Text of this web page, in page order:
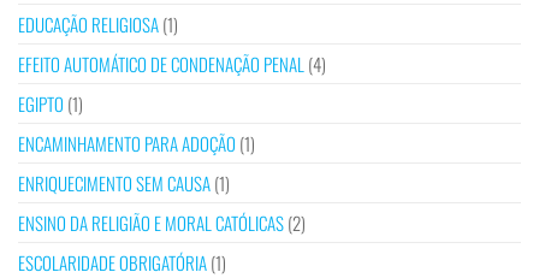
EDUCAÇÃO RELIGIOSA(1)
EFEITO AUTOMÁTICO DE CONDENAÇÃO PENAL (4)
EGIPTO (1)
ENCAMINHAMENTO PARA ADOÇÃO (1)
ENRIQUECIMENTO SEM CAUSA(1)
ENSINO DA RELIGIÃO E MORAL CATÓLICAS(2)
ESCOLARIDADE OBRIGATÓRIA(1)